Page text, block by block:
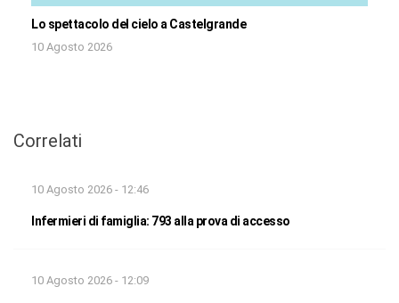
Lo spettacolo del cielo a Castelgrande
10 Agosto 2026
Correlati
10 Agosto 2026 - 12:46
Infermieri di famiglia: 793 alla prova di accesso
10 Agosto 2026 - 12:09